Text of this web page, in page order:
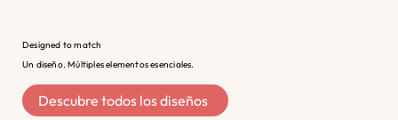
Designed to match
Un diseño. Múltiples elementos esenciales.
Descubre todos los diseños